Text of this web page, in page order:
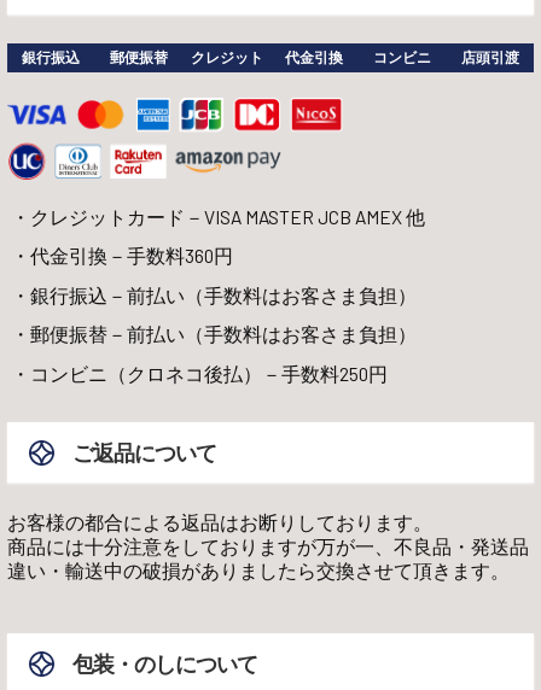
銀行振込 郵便振替 クレジット 代金引換 コンビニ 店頭引渡
クレジットカード－VISA MASTER JCB AMEX 他
代金引換－手数料360円
銀行振込－前払い（手数料はお客さま負担）
郵便振替－前払い（手数料はお客さま負担）
コンビニ（クロネコ後払）－手数料250円
ご返品について
お客様の都合による返品はお断りしております。
商品には十分注意をしておりますが万が一、不良品・発送品
違い・輸送中の破損がありましたら交換させて頂きます。
包装・のしについて